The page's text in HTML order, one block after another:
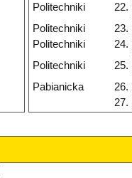
Politechniki
22.
Politechniki 23.
Politechniki
24.
Politechniki
25.
Pabianicka 26.
27.